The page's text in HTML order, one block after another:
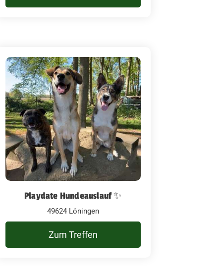
Playdate Hundeauslauf ✨
49624 Löningen
Zum Treffen